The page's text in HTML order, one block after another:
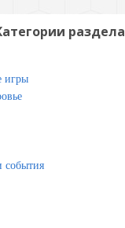
раздела
игры
события